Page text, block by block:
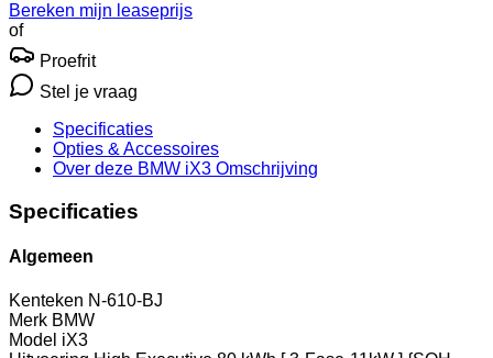
Bereken mijn leaseprijs
of
Proefrit
Stel je vraag
Specificaties
Opties & Accessoires
Over deze BMW iX3 Omschrijving
Specificaties
Algemeen
Kenteken N-610-BJ
Merk BMW
Model iX3